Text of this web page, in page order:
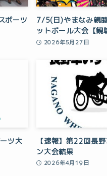
ポーツ
7/5(日)やまなみ親
ットボール大会【観
2026年5月27日
ツ大
【速報】第22回長
ン大会結果
2026年4月19日